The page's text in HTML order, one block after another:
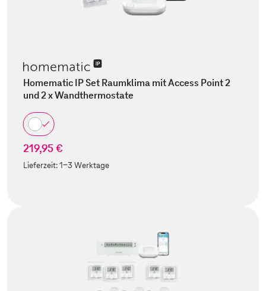
Homematic IP Set Raumklima mit Access Point 2
und 2 x Wandthermostate
219,95 €
Lieferzeit:1-3 Werktage